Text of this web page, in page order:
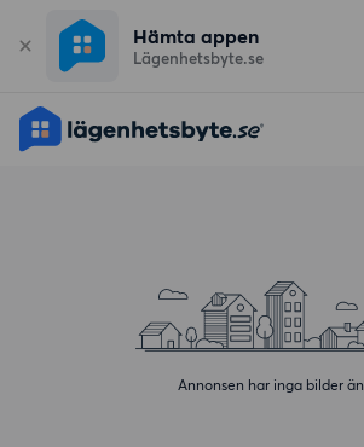
Hämta appen
Lägenhetsbyte.se
Annonsen har inga bilder än